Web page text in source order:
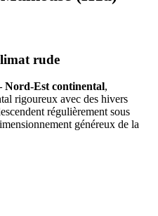
rude
Est continental,
rigoureux avec des hivers
régulièrement sous
généreux de la